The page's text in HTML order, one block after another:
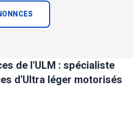
de l'ULM : spécialiste
d'Ultra léger motorisés